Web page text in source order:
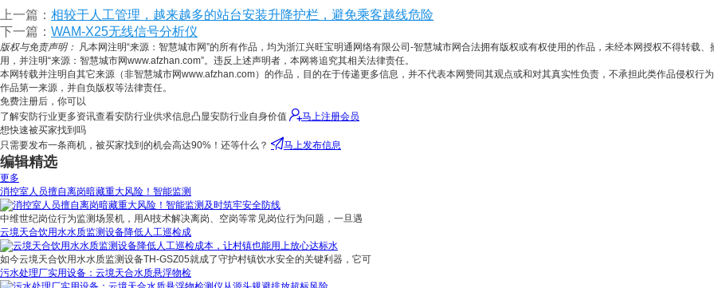
上一篇： 相较于人工管理，越来越多的站台安装升降护栏，避免乘客越线危险
下一篇： WAM-X25无线信号分析仪
版权与免责声明： 凡本网注明“来源：智慧城市网”的所有作品，均为浙江兴旺宝明通网络有限公司-智慧城市网合法拥有版权或有权使用的作品，未经本网授权不得转载
用，并注明“来源：智慧城市网www.afzhan.com”。违反上述声明者，本网将追究其相关法律责任。
本网转载并注明自其它来源（非智慧城市网www.afzhan.com）的作品，目的在于传递更多信息，并不代表本网赞同其观点或和对其真实性负责，不承担此类作品侵权
作品第一来源，并自负版权等法律责任。
免费注册后，你可以
了解安防行业更多资讯查看安防行业供求信息凸显安防行业自身价值
马上注册会员
想快速被买家找到吗
只需要发布一条商机，被买家找到的机会高达90%！还等什么？
马上发布信息
编辑精选
更多
消控室人员擅自离岗暗藏重大风险！智能监测
中维世纪岗位行为监测场景机，用AI技术解决离岗、空岗等常见岗位行为问题，一旦遇
云境天合饮用水水质监测设备降低人工巡检成
如今云境天合饮用水水质监测设备TH-GSZ05就成了守护村镇饮水安全的关键利器，它可
污水处理厂实用设备：云境天合水质悬浮物检